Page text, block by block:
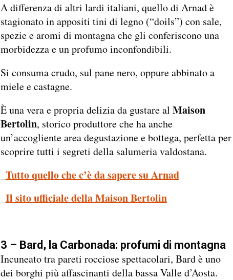
A differenza di altri lardi italiani, quello di Arnad è
stagionato in appositi tini di legno (“doils”) con sale,
spezie e aromi di montagna che gli conferiscono una
morbidezza e un profumo inconfondibili.
Si consuma crudo, sul pane nero, oppure abbinato a
miele e castagne.
È una vera e propria delizia da gustare al Maison
Bertolin, storico produttore che ha anche
un’accogliente area degustazione e bottega, perfetta per
scoprire tutti i segreti della salumeria valdostana.
Tutto quello che c’è da sapere su Arnad
Il sito ufficiale della Maison Bertolin
3 – Bard, la Carbonada: profumi di montagna
Incuneato tra pareti rocciose spettacolari, Bard è uno
dei borghi più affascinanti della bassa Valle d’Aosta.